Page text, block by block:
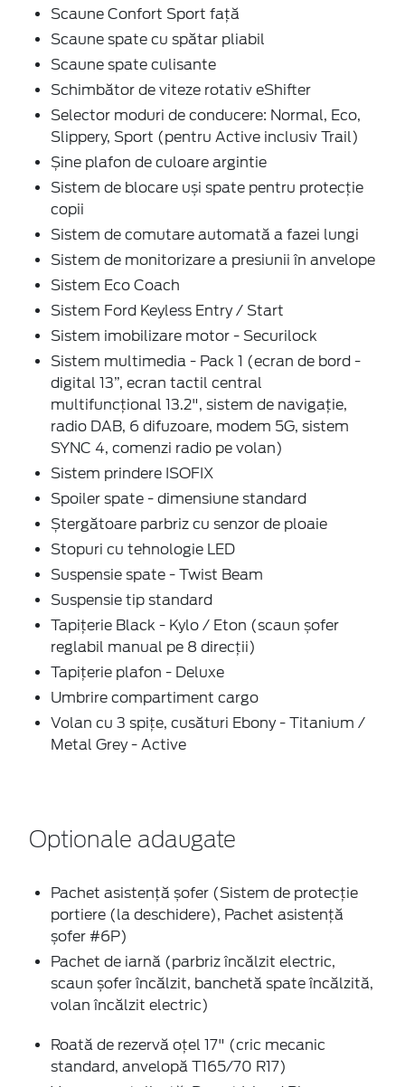
Scaune Confort Sport față
Scaune spate cu spătar pliabil
Scaune spate culisante
Schimbător de viteze rotativ eShifter
Selector moduri de conducere: Normal, Eco,
Slippery, Sport (pentru Active inclusiv Trail)
Șine plafon de culoare argintie
Sistem de blocare uși spate pentru protecție
copii
Sistem de comutare automată a fazei lungi
Sistem de monitorizare a presiunii în anvelope
Sistem Eco Coach
Sistem Ford Keyless Entry / Start
Sistem imobilizare motor - Securilock
Sistem multimedia - Pack 1 (ecran de bord -
digital 13”, ecran tactil central
multifuncțional 13.2", sistem de navigație,
radio DAB, 6 difuzoare, modem 5G, sistem
SYNC 4, comenzi radio pe volan)
Sistem prindere ISOFIX
Spoiler spate - dimensiune standard
Ștergătoare parbriz cu senzor de ploaie
Stopuri cu tehnologie LED
Suspensie spate - Twist Beam
Suspensie tip standard
Tapițerie Black - Kylo / Eton (scaun șofer
reglabil manual pe 8 direcții)
Tapițerie plafon - Deluxe
Umbrire compartiment cargo
Volan cu 3 spițe, cusături Ebony - Titanium /
Metal Grey - Active
Optionale adaugate
Pachet asistență șofer (Sistem de protecție
portiere (la deschidere), Pachet asistență
șofer #6P)
Pachet de iarnă (parbriz încălzit electric,
scaun șofer încălzit, banchetă spate încălzită,
volan încălzit electric)
Roată de rezervă oțel 17" (cric mecanic
standard, anvelopă T165/70 R17)